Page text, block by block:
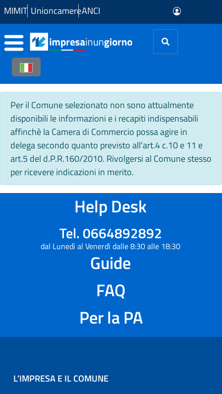
Skip to Main Content
MIMIT UnioncamereANCI
Per il Comune selezionato non sono attualmente
disponibili le informazioni e i recapiti indispensabili
affinchè la Camera di Commercio possa agire in
delega secondo quanto previsto all'art.4 c.10 e 11 e
art.5 del d.P.R.160/2010. Rivolgersi al Comune stesso
per ricevere indicazioni in merito.
Help Desk
Tel. 0664892892
dal Lunedì al Venerdì dalle 8:30 alle 18:30
Guide
FAQ
Per la PA
L’IMPRESA E IL COMUNE